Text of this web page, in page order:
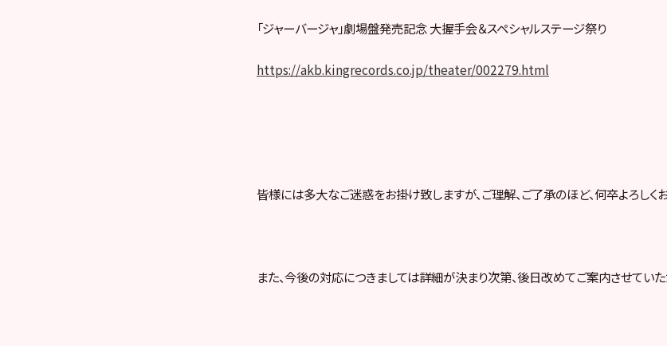
「ジャーバージャ」劇場盤発売記念 大握手会＆スペシャルステージ祭り
https://akb.kingrecords.co.jp/theater/002279.html
皆様には多大なご迷惑をお掛け致しますが、ご理解、ご了承のほど、何卒よろしく
また、今後の対応につきましては詳細が決まり次第、後日改めてご案内させていた